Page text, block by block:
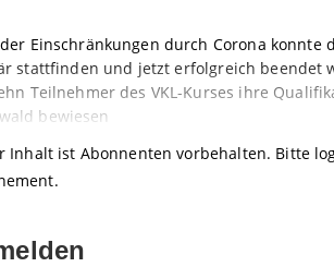
Einschränkungen durch Corona konnte
stattfinden und jetzt erfolgreich beendet
Teilnehmer des VKL-Kurses ihre
bewiesen
Inhalt ist Abonnenten vorbehalten. Bitte